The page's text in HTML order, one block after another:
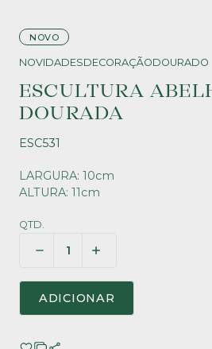
NOVO
NOVIDADESDECORAÇÃODOURADO
ESCULTURA
DOURADA
ESC531
LARGURA: 10cm
ALTURA: 11cm
QTD.
ADICIONAR